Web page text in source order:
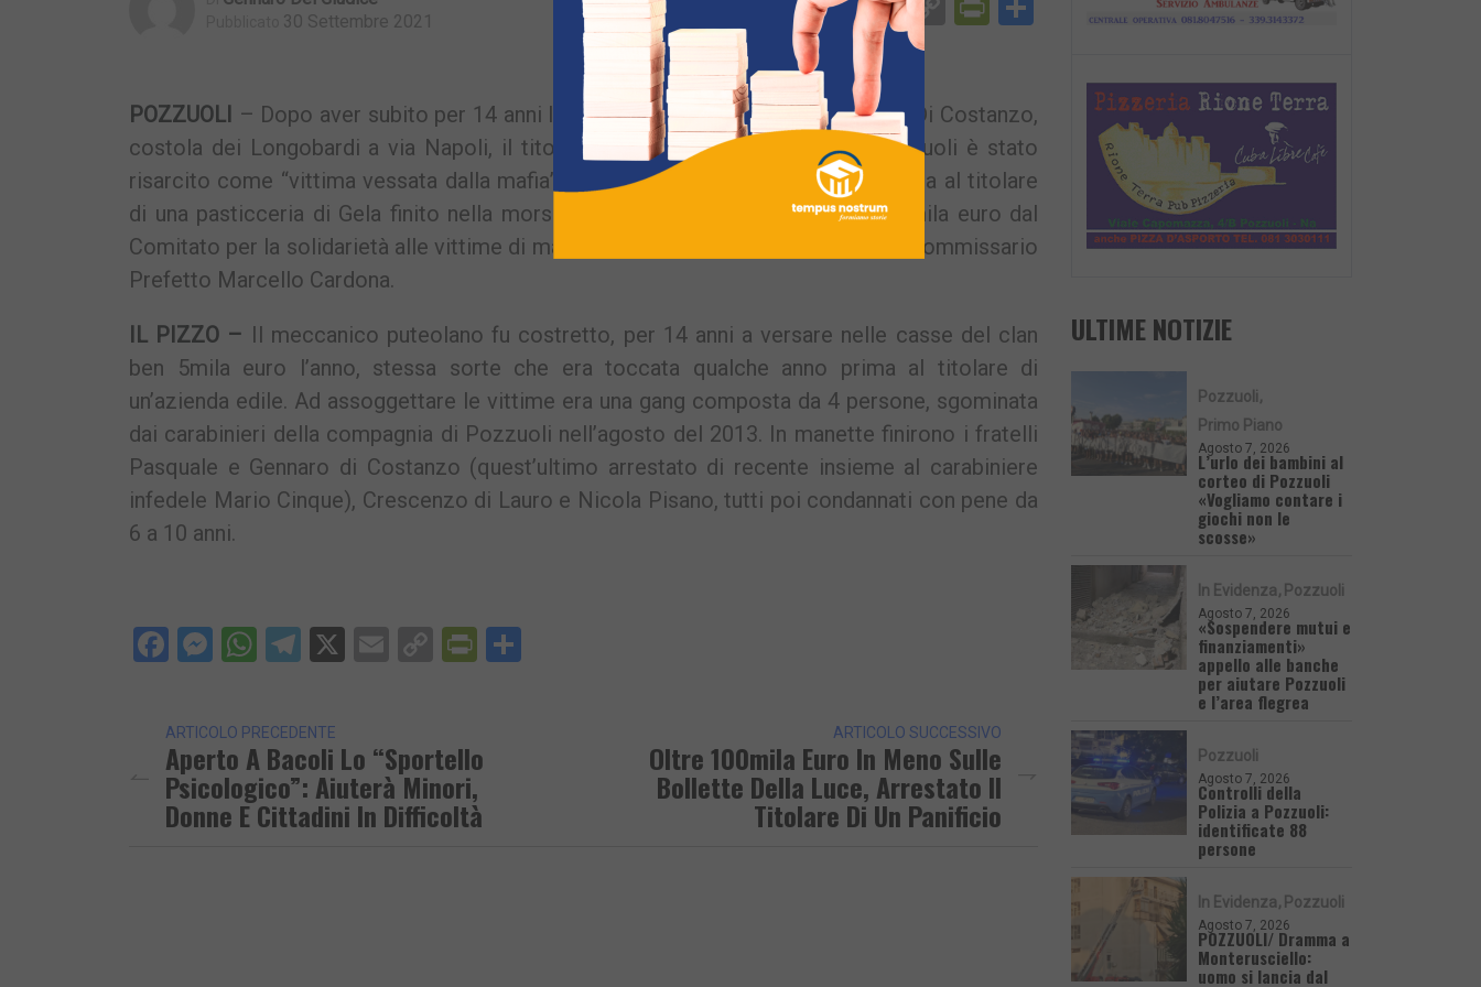
30 Settembre 2021
POZZUOLI – Dopo aver subito per 14 anni la richiesta di pizzo da parte del clan Di Costanzo,
costola dei Longobardi a via Napoli, il titolare di un’officina meccanica di Pozzuoli è stato
risarcito come “vittima vessata dalla mafia”. L’imprenditore ha ottenuto, insieme a al titolare
di una pasticceria di Gela finito nella morsa di “Cosa Nostra”, un totale di 125mila euro dal
Comitato per la solidarietà alle vittime di mafia e di reati violenti, presieduto dal Commissario
Prefetto Marcello Cardona.
IL PIZZO – Il meccanico puteolano fu costretto, per 14 anni a versare nelle casse del clan
ben 5mila euro l’anno, stessa sorte che era toccata qualche anno prima al titolare di
un’azienda edile. Ad assoggettare le vittime era una gang composta da 4 persone, sgominata
dai carabinieri della compagnia di Pozzuoli nell’agosto del 2013. In manette finirono i fratelli
Pasquale e Gennaro di Costanzo (quest’ultimo arrestato di recente insieme al carabiniere
infedele Mario Cinque), Crescenzo di Lauro e Nicola Pisano, tutti poi condannati con pene da
6 a 10 anni.
Facebook
Messenger
WhatsApp
Telegram
X EmailCopyPrintFriendly
ARTICOLO PRECEDENTE
Aperto A Bacoli Lo “Sportello
Psicologico”: Aiuterà Minori,
Donne E Cittadini In Difficoltà
ARTICOLO SUCCESSIVO
Oltre 100mila Euro In Meno Sulle
Bollette Della Luce, Arrestato Il
Titolare Di Un Panificio
ULTIME NOTIZIE
Pozzuoli
Primo Piano
Agosto 7, 2026
L’urlo dei bambini al
corteo di Pozzuoli
«Vogliamo contare i
giochi non le
scosse»
In Evidenza Pozzuoli
Agosto 7, 2026
«Sospendere mutui e
finanziamenti»
appello alle banche
per aiutare Pozzuoli
e l’area flegrea
Pozzuoli
Agosto 7, 2026
Controlli della
Polizia a Pozzuoli:
identificate 88
persone
In Evidenza Pozzuoli
Agosto 7, 2026
POZZUOLI/ Dramma a
Monterusciello:
uomo si lancia dal